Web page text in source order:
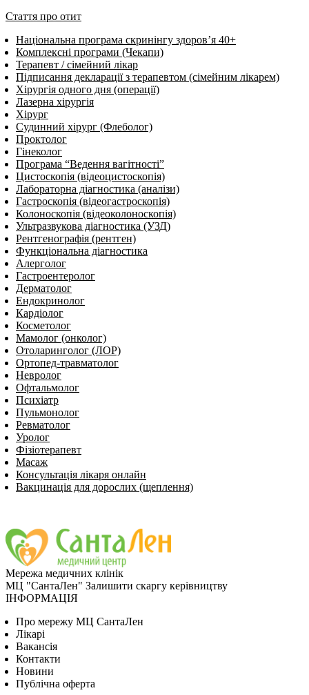
Стаття про отит
Національна програма скринінгу здоров’я 40+
Комплексні програми (Чекапи)
Терапевт / сімейний лікар
Підписання декларації з терапевтом (сімейним лікарем)
Хірургія одного дня (операції)
Лазерна хірургія
Хірург
Судинний хірург (Флеболог)
Проктолог
Гінеколог
Програма “Ведення вагітності”
Цистоскопія (відеоцистоскопія)
Лабораторна діагностика (аналізи)
Гастроскопія (відеогастроскопія)
Колоноскопія (відеоколоноскопія)
Ультразвукова діагностика (УЗД)
Рентгенографія (рентген)
Функціональна діагностика
Алерголог
Гастроентеролог
Дерматолог
Ендокринолог
Кардіолог
Косметолог
Мамолог (онколог)
Отоларинголог (ЛОР)
Ортопед-травматолог
Невролог
Офтальмолог
Психіатр
Пульмонолог
Ревматолог
Уролог
Фізіотерапевт
Масаж
Консультація лікаря онлайн
Вакцинація для дорослих (щеплення)
Мережа медичних клінік
МЦ "СантаЛен" Залишити скаргу керівництву
ІНФОРМАЦІЯ
Про мережу МЦ СантаЛен
Лікарі
Вакансія
Контакти
Новини
Публічна оферта